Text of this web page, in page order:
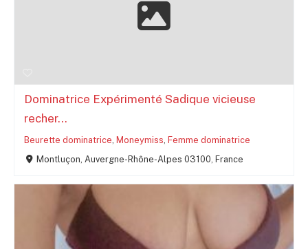
Dominatrice Expérimenté Sadique vicieuse
recher...
Beurette dominatrice, Moneymiss, Femme dominatrice
Montluçon, Auvergne-Rhône-Alpes 03100, France